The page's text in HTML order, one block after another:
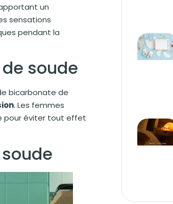
un
sensations
pendant la
soude
bicarbonate de
. Les femmes
pour éviter tout effet